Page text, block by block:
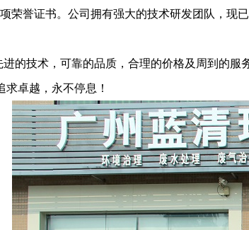
荣誉证书。公司拥有强大的技术研发团队，现
进的技术，可靠的品质，合理的价格及周到的
求卓越，永不停息！